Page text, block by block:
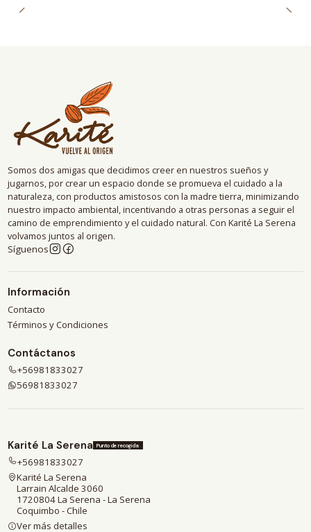
Somos dos amigas que decidimos creer en nuestros sueños y
jugarnos, por crear un espacio donde se promueva el cuidado a la
naturaleza, con productos amistosos con la madre tierra, minimizando
nuestro impacto ambiental, incentivando a otras personas a seguir el
camino de emprendimiento y el cuidado natural. Con Karité La Serena
volvamos juntos al origen.
Síguenos
Información
Contacto
Términos y Condiciones
Contáctanos
+56981833027
56981833027
Karité La Serena Punto de recogida
+56981833027
Karité La Serena
Larrain Alcalde 3060
1720804 La Serena - La Serena
Coquimbo - Chile
Ver más detalles